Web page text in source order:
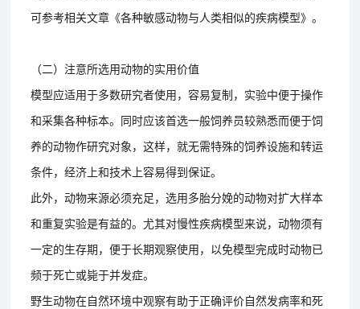
可参考相关文章《各种敏感动物与人类相似的疾病模型》。
（二）注意所选用动物的实用价值
模型应适用于多数研究者使用，容易复制，实验中便于操作
和采集各种标本。同时应该首选一般饲养员较熟悉而便于饲
养的动物作研究对象，这样，就无需特殊的饲养设施和转运
条件，经济上和技术上容易得到保证。
此外，动物来源必须充足，选用多胎分娩的动物对扩大样本
和重复实验是有益的。尤其对慢性疾病模型来说，动物须有
一定的生存期，便于长期观察使用，以免模型完成时动物已
频于死亡或毙于并发症。
野生动物在自然环境中观察有助于正确评价自然发病率和死